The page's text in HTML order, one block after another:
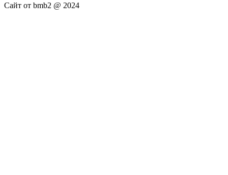
Сайт от bmb2 @ 2024